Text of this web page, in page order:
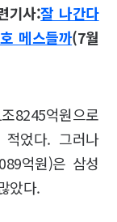
기사:잘 나간다
메스들까(7월
8245억원으로
적었다. 그러나
억원)은 삼성
았다.